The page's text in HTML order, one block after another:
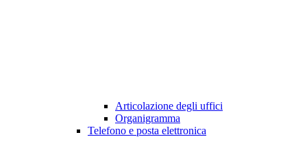
Articolazione degli uffici
Organigramma
Telefono e posta elettronica